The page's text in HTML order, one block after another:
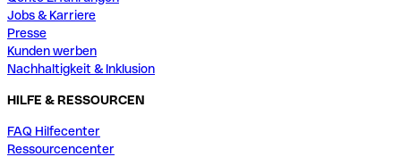
Jobs & Karriere
Presse
Kunden werben
Nachhaltigkeit & Inklusion
HILFE & RESSOURCEN
FAQ Hilfecenter
Ressourcencenter